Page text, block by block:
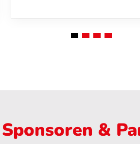
Sponsoren &